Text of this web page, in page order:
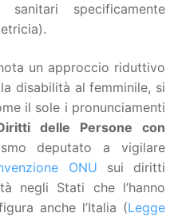
specificamente
un approccio riduttivo
disabilità al femminile, si
il sole i pronunciamenti
delle Persone con
deputato a vigilare
ONU sui diritti
negli Stati che l’hanno
anche l’Italia (Legge